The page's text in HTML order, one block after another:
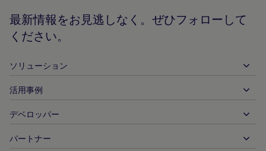
ペ
ー
最新情報をお見逃しなく。ぜひフォローして
ください。
ソリューション
入金
出金
活用事例
ホスピタリティ
自動車
デベロッパー
デベロッパーツール
パートナー